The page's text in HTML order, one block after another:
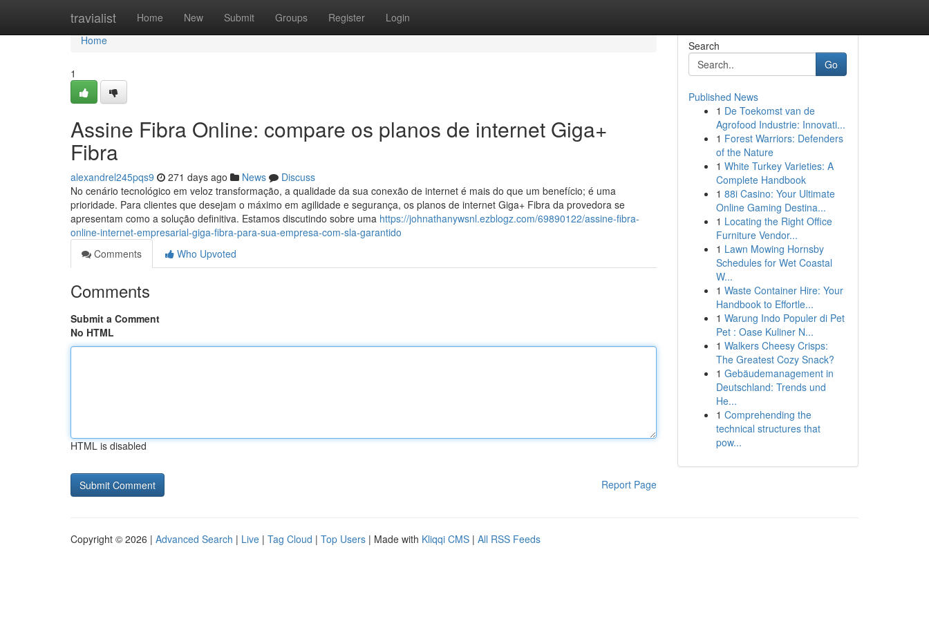
travialist Home New Submit Groups Register Login
Home
Home
1
Assine Fibra Online: compare os planos de internet Giga+
Fibra
alexandrel245pqs9 271 days ago News
Discuss
No cenário tecnológico em veloz transformação, a qualidade da sua conexão de internet é mais do que um benefício; é uma
prioridade. Para clientes que desejam o máximo em agilidade e segurança, os planos de internet Giga+ Fibra da provedora se
apresentam como a solução definitiva. Estamos discutindo sobre uma https://johnathanywsnl.ezblogz.com/69890122/assine-fibra-
online-internet-empresarial-giga-fibra-para-sua-empresa-com-sla-garantido
Comments
Who Upvoted
Comments
Submit a Comment
No HTML
HTML is disabled
Report Page
Search
Go
Published News
1 De Toekomst van de
Agrofood Industrie: Innovati...
1 Forest Warriors: Defenders
of the Nature
1 White Turkey Varieties: A
Complete Handbook
1 88i Casino: Your Ultimate
Online Gaming Destina...
1 Locating the Right Office
Furniture Vendor...
1 Lawn Mowing Hornsby
Schedules for Wet Coastal
W...
1 Waste Container Hire: Your
Handbook to Effortle...
1 Warung Indo Populer di Pet
Pet : Oase Kuliner N...
1 Walkers Cheesy Crisps:
The Greatest Cozy Snack?
1 Gebäudemanagement in
Deutschland: Trends und
He...
1 Comprehending the
technical structures that
pow...
Copyright © 2026 | Advanced Search | Live | Tag Cloud | Top Users | Made with Kliqqi CMS | All RSS Feeds